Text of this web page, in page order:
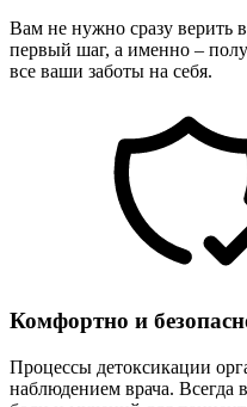
Вам не нужно сразу верить в
первый шаг, а именно –
все ваши заботы на себя.
Комфортно и
Процессы детоксикации
наблюдением врача. Всегда